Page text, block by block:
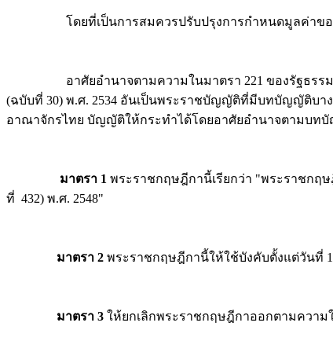
โดยที่เป็นการสมควรปรับปรุงการกำหนดมูลค่าของฐ
อาศัยอำนาจตามความในมาตรา 221 ของรัฐธรรมนูญแ
(ฉบับที่ 30) พ.ศ. 2534 อันเป็นพระราชบัญญัติที่มีบทบัญญัติบา
อาณาจักรไทย บัญญัติให้กระทำได้โดยอาศัยอำนาจตามบท
มาตรา 1 พระราชกฤษฎีกานี้เรียกว่า "พระราชกฤ
ที่ 432) พ.ศ. 2548"
มาตรา 2 พระราชกฤษฎีกานี้ให้ใช้บังคับตั้งแต่วันที่ 1
มาตรา 3 ให้ยกเลิกพระราชกฤษฎีกาออกตามความ